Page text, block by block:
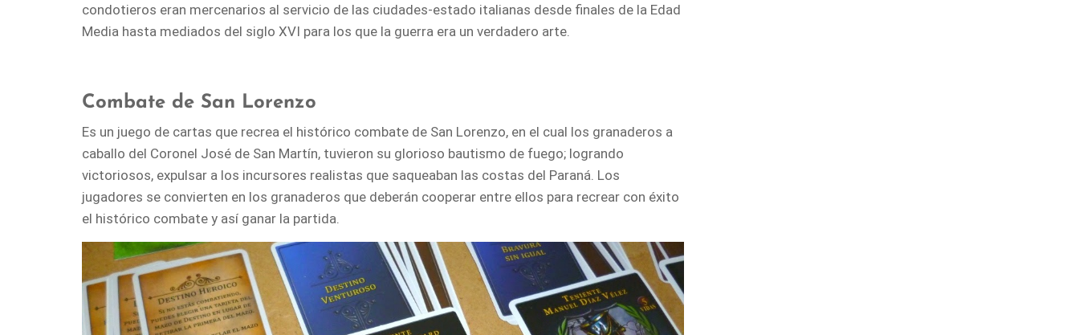
condotieros eran mercenarios al servicio de las ciudades-estado italianas desde finales de la Edad
Media hasta mediados del siglo XVI para los que la guerra era un verdadero arte.
Combate de San Lorenzo
Es un juego de cartas que recrea el histórico combate de San Lorenzo, en el cual los granaderos a
caballo del Coronel José de San Martín, tuvieron su glorioso bautismo de fuego; logrando
victoriosos, expulsar a los incursores realistas que saqueaban las costas del Paraná. Los
jugadores se convierten en los granaderos que deberán cooperar entre ellos para recrear con éxito
el histórico combate y así ganar la partida.